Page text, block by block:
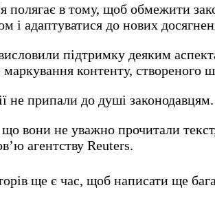
полягає в тому, щоб обмежити
і адаптуватися до нових
підтримку деяким
контенту, створеного
не припали до душі
вони не уважно прочитали
агентству Reuters.
ще є час, щоб написати ще